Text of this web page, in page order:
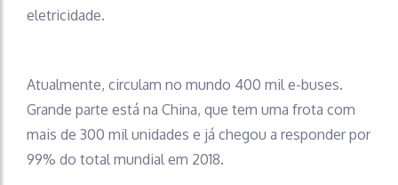
eletricidade.
Atualmente, circulam no mundo 400 mil e-buses.
Grande parte está na China, que tem uma frota com
mais de 300 mil unidades e já chegou a responder por
99% do total mundial em 2018.